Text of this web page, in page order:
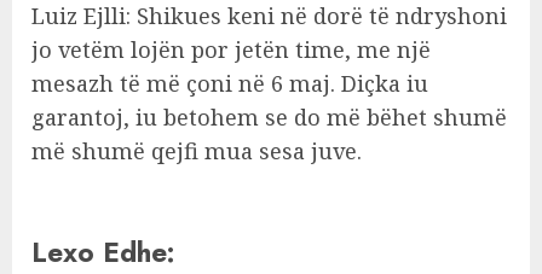
Luiz Ejlli: Shikues keni në dorë të ndryshoni
jo vetëm lojën por jetën time, me një
mesazh të më çoni në 6 maj. Diçka iu
garantoj, iu betohem se do më bëhet shumë
më shumë qejfi mua sesa juve.
Lexo Edhe: